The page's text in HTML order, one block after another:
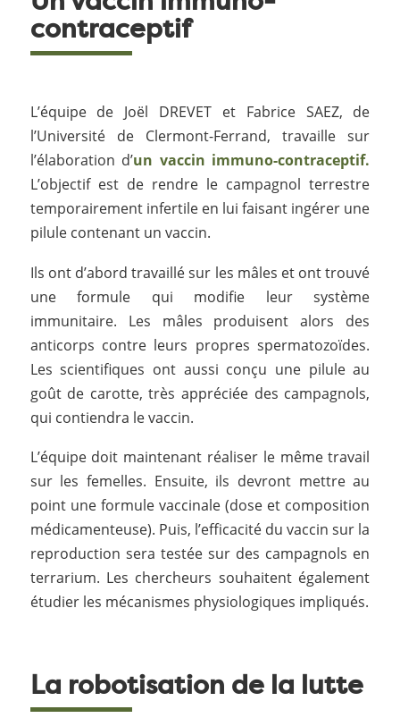
contraceptif
L’équipe de Joël DREVET et Fabrice SAEZ, de
l’Université de Clermont-Ferrand, travaille sur
l’élaboration d’un vaccin immuno-contraceptif.
L’objectif est de rendre le campagnol terrestre
temporairement infertile en lui faisant ingérer une
pilule contenant un vaccin.
Ils ont d’abord travaillé sur les mâles et ont trouvé
une formule qui modifie leur système
immunitaire. Les mâles produisent alors des
anticorps contre leurs propres spermatozoïdes.
Les scientifiques ont aussi conçu une pilule au
goût de carotte, très appréciée des campagnols,
qui contiendra le vaccin.
L’équipe doit maintenant réaliser le même travail
sur les femelles. Ensuite, ils devront mettre au
point une formule vaccinale (dose et composition
médicamenteuse). Puis, l’efficacité du vaccin sur la
reproduction sera testée sur des campagnols en
terrarium. Les chercheurs souhaitent également
étudier les mécanismes physiologiques impliqués.
La robotisation de la lutte